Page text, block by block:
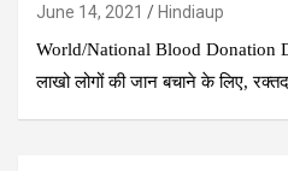
June 14, 2021
Hindiaup
World/National Blood Donation
लाखो लोगों की जान बचाने के लिए,